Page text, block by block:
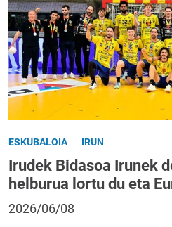
ESKUBALOIA IRUN
Irudek Bidasoa Irunek
helburua lortu du eta
2026/06/08